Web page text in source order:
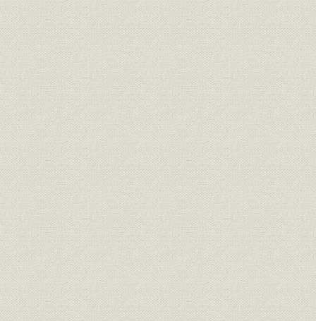
第2節 事業活動の発展を求めて
第3節 技術開発の領域を広げて
第4節 組織と生産活動の効率化
第5節 営業・企画活動の推進
第6節 人材教育と労働環境の改善
第7節 業績の推移
第5編 高度情報化社会の担い手として(平成元年~12年)
第1章 情報コミュニケーション産業に向けて(平成元年~7年)
第1節 バブル崩壊から長期不況へ
第2節 情報コミュニケーション産業へ
第3節 スムーズ・システムの実施